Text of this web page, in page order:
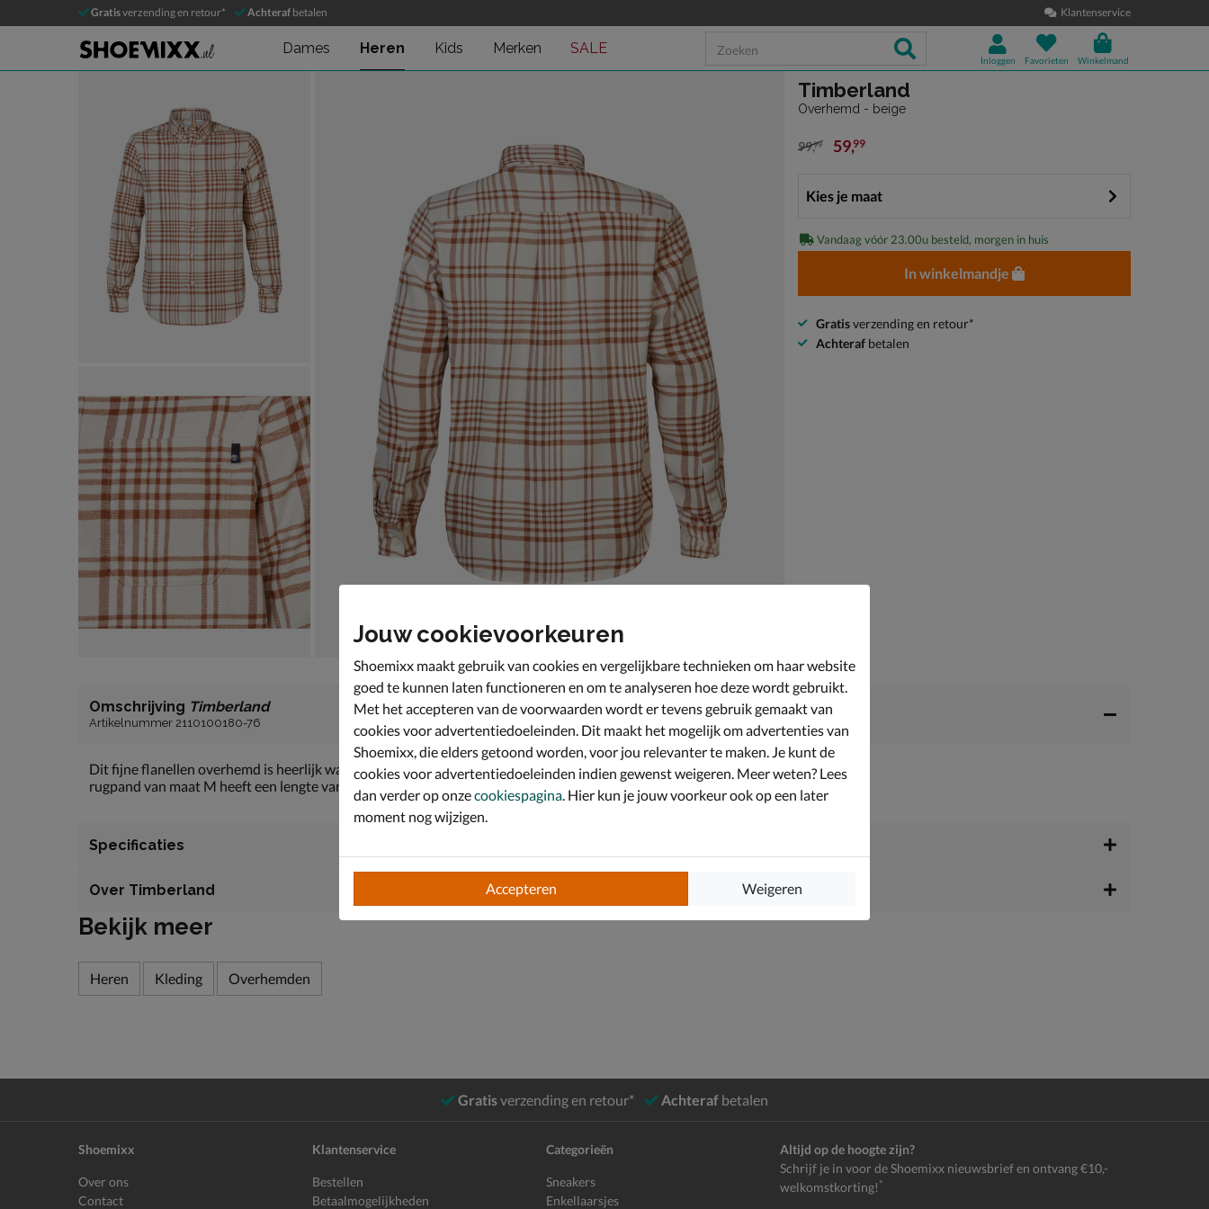
Gratisverzending en retour* Achteraf betalen Klantenservice
Dames Heren Kids Merken SALE
Inloggen Favorieten Winkelmand
Timberland
Overhemd
Timberland
Overhemd - beige
van € 99,99 voor € 59,99
99,99 59,99
Kies je maat
Vandaag vóór 23.00u besteld, morgen in huis
In winkelmandje
Gratisverzending en retour*
Achteraf betalen
Omschrijving Timberland
Artikelnummer 2110100180-76
Dit fijne flanellen overhemd is heerlijk warm en comfortabel. Gemaakt van 100% biologisch katoen. Het
rugpand van maat M heeft een lengte van 75cm.
Specificaties
Over Timberland
Bekijk meer
Heren Kleding Overhemden
Gratisverzending en retour* Achteraf betalen
Shoemixx
Over ons
Contact
Klantenservice
Bestellen
Betaalmogelijkheden
Categorieën
Sneakers
Enkellaarsjes
Altijd op de hoogte zijn?
Schrijf je in voor de Shoemixx nieuwsbrief en ontvang €10,-
welkomstkorting! *
Jouw cookievoorkeuren
Shoemixx maakt gebruik van cookies en vergelijkbare technieken om haar website
goed te kunnen laten functioneren en om te analyseren hoe deze wordt gebruikt.
Met het accepteren van de voorwaarden wordt er tevens gebruik gemaakt van
cookies voor advertentiedoeleinden. Dit maakt het mogelijk om advertenties van
Shoemixx, die elders getoond worden, voor jou relevanter te maken. Je kunt de
cookies voor advertentiedoeleinden indien gewenst weigeren. Meer weten? Lees
dan verder op onzecookiespagina . Hier kun je jouw voorkeur ook op een later
moment nog wijzigen.
Accepteren Weigeren